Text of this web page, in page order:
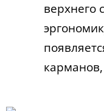
верхнего